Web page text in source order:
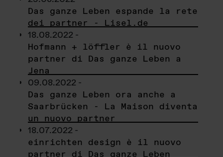
Das ganze Leben espande la rete
dei partner - Lisel.de
18.08.2022 -
Hofmann + löffler è il nuovo
partner di Das ganze Leben a
Jena
09.08.2022 -
Das ganze Leben ora anche a
Saarbrücken - La Maison diventa
un nuovo partner
18.07.2022 -
einrichten design è il nuovo
partner di Das ganze Leben